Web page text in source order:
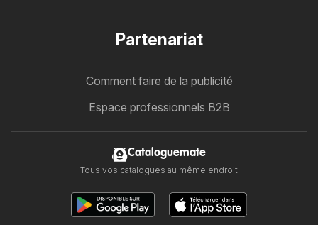
Partenariat
Comment faire de la publicité
Espace professionnels B2B
Cataloguemate
Tous vos catalogues au même endroit